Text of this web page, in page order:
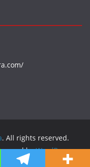
. All rights reserved.
byWordPress.